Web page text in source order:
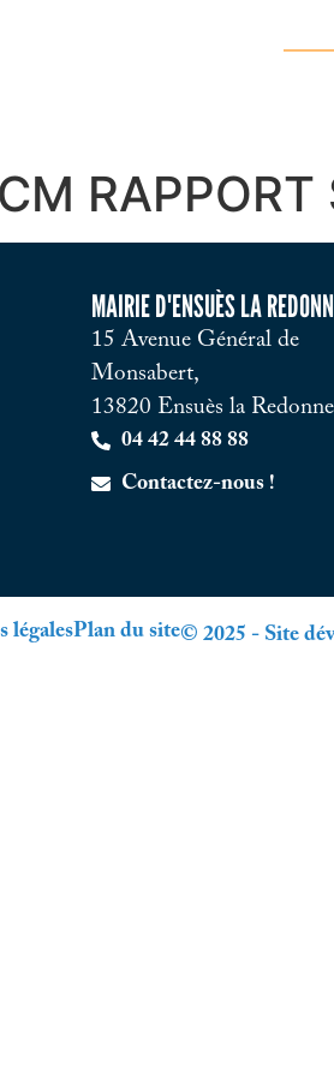
RAPPORT
MAIRIE D'ENSUÈS LA
15 Avenue Général de
Monsabert,
13820 Ensuès la Redonne
04 42 44 88 88
Contactez-nous !
légalesPlan du site© 2025 - Site